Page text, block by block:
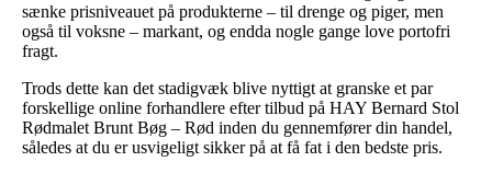
sænke prisniveauet på produkterne – til drenge og piger, men
også til voksne – markant, og endda nogle gange love portofri
fragt.
Trods dette kan det stadigvæk blive nyttigt at granske et par
forskellige online forhandlere efter tilbud på HAY Bernard Stol
Rødmalet Brunt Bøg – Rød inden du gennemfører din handel,
således at du er usvigeligt sikker på at få fat i den bedste pris.